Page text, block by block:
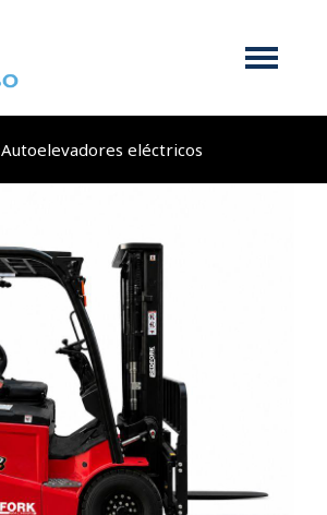
Autoelevadores eléctricos